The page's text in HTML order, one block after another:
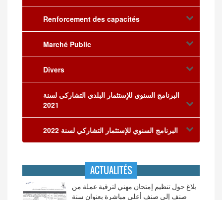
Renforcement des capacités
Marché Public
Divers
البرنامج السنوي للإستثمار البلدي التشاركي لسنة
2021
البرنامج السنوي للإستثمار التشاركي لسنة 2022
ACTUALITÉS
بلاغ حول تنظيم إمتحان مهني لترقية عملة من
صنف إلى صنف أعلى مباشرة بعنوان سنة